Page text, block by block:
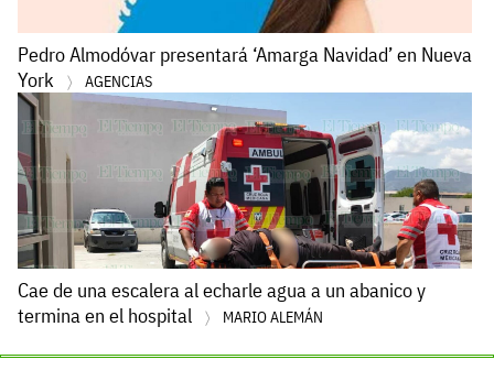
Pedro Almodóvar presentará ‘Amarga Navidad’ en Nueva
York
AGENCIAS
Cae de una escalera al echarle agua a un abanico y
termina en el hospital
MARIO ALEMÁN